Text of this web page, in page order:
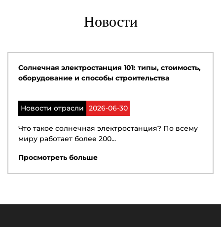
Новости
Солнечная электростанция 101: типы, стоимость,
оборудование и способы строительства
Новости отрасли 2026-06-30
Что такое солнечная электростанция? По всему
миру работает более 200...
Просмотреть больше